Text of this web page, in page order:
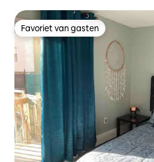
Favoriet van gasten
Favoriet van gasten